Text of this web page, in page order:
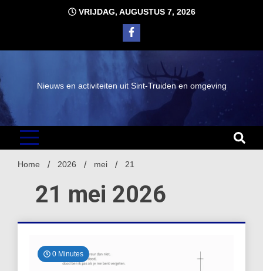
VRIJDAG, AUGUSTUS 7, 2026
Nieuws en activiteiten uit Sint-Truiden en omgeving
Home 2026 mei 21
21 mei 2026
0 Minutes